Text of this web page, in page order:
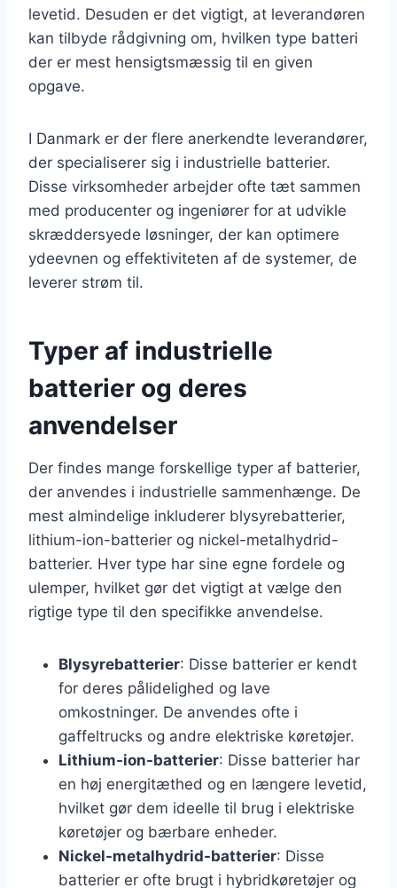
levetid. Desuden er det vigtigt, at leverandøren
kan tilbyde rådgivning om, hvilken type batteri
der er mest hensigtsmæssig til en given
opgave.
I Danmark er der flere anerkendte leverandører,
der specialiserer sig i industrielle batterier.
Disse virksomheder arbejder ofte tæt sammen
med producenter og ingeniører for at udvikle
skræddersyede løsninger, der kan optimere
ydeevnen og effektiviteten af de systemer, de
leverer strøm til.
Typer af industrielle
batterier og deres
anvendelser
Der findes mange forskellige typer af batterier,
der anvendes i industrielle sammenhænge. De
mest almindelige inkluderer blysyrebatterier,
lithium-ion-batterier og nickel-metalhydrid-
batterier. Hver type har sine egne fordele og
ulemper, hvilket gør det vigtigt at vælge den
rigtige type til den specifikke anvendelse.
Blysyrebatterier: Disse batterier er kendt
for deres pålidelighed og lave
omkostninger. De anvendes ofte i
gaffeltrucks og andre elektriske køretøjer.
Lithium-ion-batterier: Disse batterier har
en høj energitæthed og en længere levetid,
hvilket gør dem ideelle til brug i elektriske
køretøjer og bærbare enheder.
Nickel-metalhydrid-batterier: Disse
batterier er ofte brugt i hybridkøretøjer og